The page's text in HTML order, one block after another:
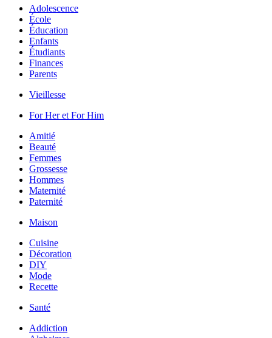
Adolescence
École
Éducation
Enfants
Étudiants
Finances
Parents
Vieillesse
For Her et For Him
Amitié
Beauté
Femmes
Grossesse
Hommes
Maternité
Paternité
Maison
Cuisine
Décoration
DIY
Mode
Recette
Santé
Addiction